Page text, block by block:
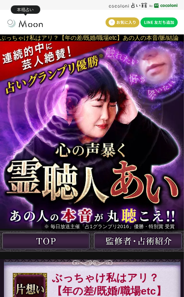
本格占い
ぶっちゃけ私はアリ？【年の差/既婚/職場etc】あの人の本音/脈/結論
※
※ 毎日放送主催「占1グランプリ2016」優勝・特別賞 受賞
ぶっちゃけ私はアリ？
【年の差/既婚/職場etc】